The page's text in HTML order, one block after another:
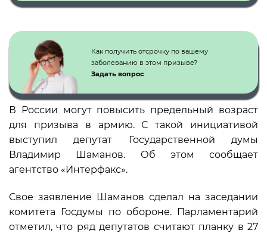
Как получить отсрочку по вашему
заболеванию в этом призыве?
Задать вопрос
В России могут повысить предельный возраст
для призыва в армию. С такой инициативой
выступил депутат Государственной думы
Владимир Шаманов. Об этом сообщает
агентство «Интерфакс».
Свое заявление Шаманов сделал на заседании
комитета Госдумы по обороне. Парламентарий
отметил, что ряд депутатов считают планку в 27